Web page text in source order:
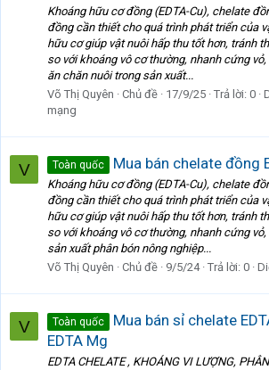
Khoáng hữu cơ đồng (EDTA-Cu), chelate
đồng cần thiết cho quá trình phát triển của
hữu cơ giúp vật nuôi hấp thu tốt hơn, tránh
so với khoáng vô cơ thường, nhanh cứng
ăn chăn nuôi trong sản xuất...
Võ Thị Quyên
Chủ đề 17/9/25 Trả lời: 0
mạng
V Toàn quốc Mua bán chelate đồng
Khoáng hữu cơ đồng (EDTA-Cu), chelate
đồng cần thiết cho quá trình phát triển của
hữu cơ giúp vật nuôi hấp thu tốt hơn, tránh
so với khoáng vô cơ thường, nhanh cứng
sản xuất phân bón nông nghiệp...
Võ Thị Quyên
Chủ đề 9/5/24 Trả lời: 0
V Toàn quốc
Mua bán sỉ chelate
EDTA Mg
EDTA CHELATE , KHOÁNG VI LƯỢNG,